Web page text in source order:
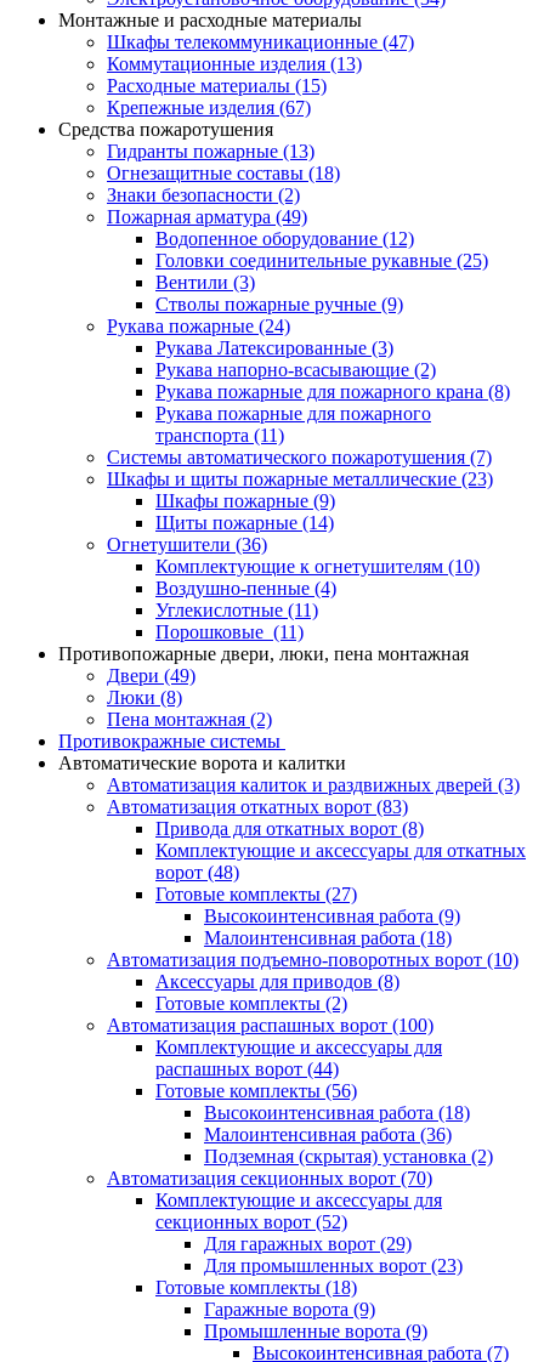
Монтажные и расходные материалы
Шкафы телекоммуникационные (47)
Коммутационные изделия (13)
Расходные материалы (15)
Крепежные изделия (67)
Средства пожаротушения
Гидранты пожарные (13)
Огнезащитные составы (18)
Знаки безопасности (2)
Пожарная арматура (49)
Водопенное оборудование (12)
Головки соединительные рукавные (25)
Вентили (3)
Стволы пожарные ручные (9)
Рукава пожарные (24)
Рукава Латексированные (3)
Рукава напорно-всасывающие (2)
Рукава пожарные для пожарного крана (8)
Рукава пожарные для пожарного
транспорта (11)
Системы автоматического пожаротушения (7)
Шкафы и щиты пожарные металлические (23)
Шкафы пожарные (9)
Щиты пожарные (14)
Огнетушители (36)
Комплектующие к огнетушителям (10)
Воздушно-пенные (4)
Углекислотные (11)
Порошковые (11)
Противопожарные двери, люки, пена монтажная
Двери (49)
Люки (8)
Пена монтажная (2)
Противокражные системы
Автоматические ворота и калитки
Автоматизация калиток и раздвижных дверей (3)
Автоматизация откатных ворот (83)
Привода для откатных ворот (8)
Комплектующие и аксессуары для откатных
ворот (48)
Готовые комплекты (27)
Высокоинтенсивная работа (9)
Малоинтенсивная работа (18)
Автоматизация подъемно-поворотных ворот (10)
Аксессуары для приводов (8)
Готовые комплекты (2)
Автоматизация распашных ворот (100)
Комплектующие и аксессуары для
распашных ворот (44)
Готовые комплекты (56)
Высокоинтенсивная работа (18)
Малоинтенсивная работа (36)
Подземная (скрытая) установка (2)
Автоматизация секционных ворот (70)
Комплектующие и аксессуары для
секционных ворот (52)
Для гаражных ворот (29)
Для промышленных ворот (23)
Готовые комплекты (18)
Гаражные ворота (9)
Промышленные ворота (9)
Высокоинтенсивная работа (7)